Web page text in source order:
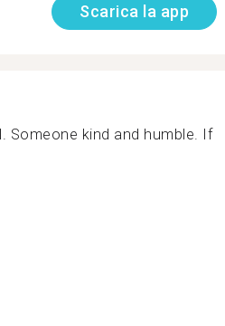
Scarica la app
Someone kind and humble. If